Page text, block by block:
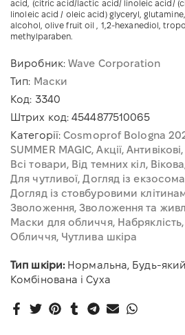
acid, (citric acid/lactic acid/ linoleic acid/
linoleic acid / oleic acid) glyceryl,
alcohol, olive fruit oil , 1,2-hexanediol,
methylparaben.
Виробник: Wave Corporation
Тип: Маски
Код: 3340
Штрих код:4544877510065
Категорії:Cosmoprof Bologna
SUMMER MAGIC Акції Антивікові
Всі товари Від темних кіл Вікова
Для чутливої Догляд із
Догляд із стовбуровими
Зволоження Зволоження та
Маски для обличчя Набряклість
Обличчя Чутлива шкіра
Тип шкіри: Нормальна, Будь-
Комбінована і Суха